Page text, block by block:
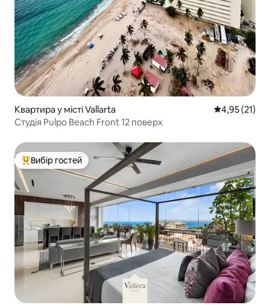
Квартира у місті Vallarta Середня
4,95 (21)
Студія Pulpo Beach Front 12 поверх
Топ вибір гостей
Вибір гостей